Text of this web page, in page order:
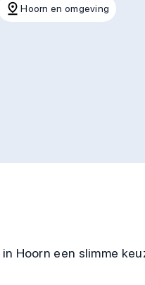
Hoorn en omgeving
in Hoorn een slimme